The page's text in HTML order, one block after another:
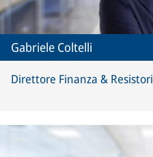
Gabriele Coltelli
Direttore Finanza & Resistori